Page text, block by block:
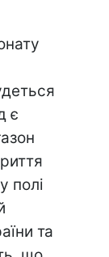
є
полі
та